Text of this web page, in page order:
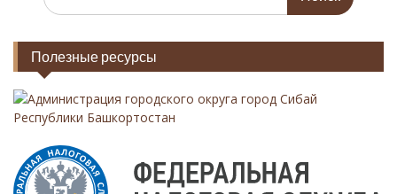
о
з
а
п
с
с
а
т
ь
:
Полезные ресурсы
Администрация городского округа город Сибай
Республики Башкортостан